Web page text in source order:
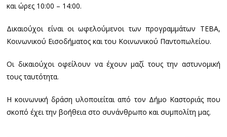
και ώρες 10:00 – 14:00.
Δικαιούχοι είναι οι ωφελούμενοι των προγραμμάτων ΤΕΒΑ,
Κοινωνικού Εισοδήματος και του Κοινωνικού Παντοπωλείου.
Οι δικαιούχοι οφείλουν να έχουν μαζί τους την αστυνομική
τους ταυτότητα.
Η κοινωνική δράση υλοποιείται από τον Δήμο Καστοριάς που
σκοπό έχει την βοήθεια στο συνάνθρωπο και συμπολίτη μας.